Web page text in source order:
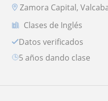
Zamora Capital,
Clases de Inglés
Datos verificados
5 años dando clase